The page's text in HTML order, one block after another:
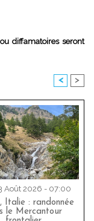
diffamatoires seront
< >
Août 2026 - 07:00
Italie : randonnée
le Mercantour